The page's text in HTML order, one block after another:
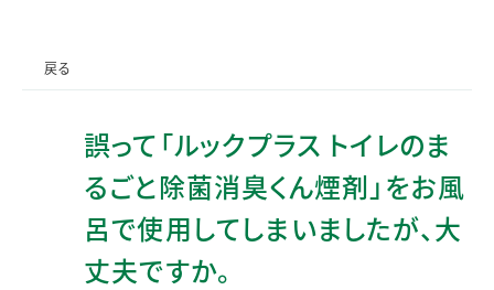
戻る
誤って「ルックプラス トイレのま
るごと除菌消臭くん煙剤」をお風
呂で使用してしまいましたが、大
丈夫ですか。